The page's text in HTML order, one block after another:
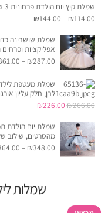
היה:
הוא:
שמלת קיץ יום הולדת פרחונית 3 שכבות מעוצבת עם תחרה, חרוזים ורקומה
₪114.00
–
₪144.00
שמלת שושבינה
אפליקציות ופרחים
₪287.00
–
לבן, חלק עליון
₪266.00
המחיר
המקורי
היה:
₪266.00.
₪226.00
הוא:
₪226.00.
שמלת יום הולדת
מהסרטים, שילוב
₪348.00
–
שמלות